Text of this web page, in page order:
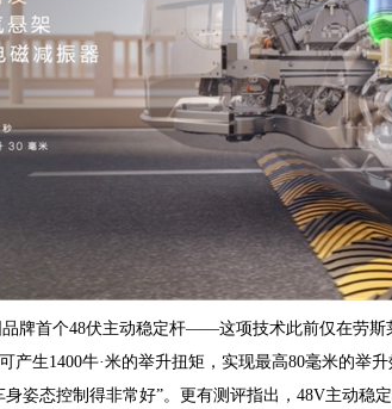
牌首个48伏主动稳定杆——这项技术此前仅在劳斯
产生1400牛·米的举升扭矩，实现最高80毫米的举
姿态控制得非常好”。更有测评指出，48V主动稳